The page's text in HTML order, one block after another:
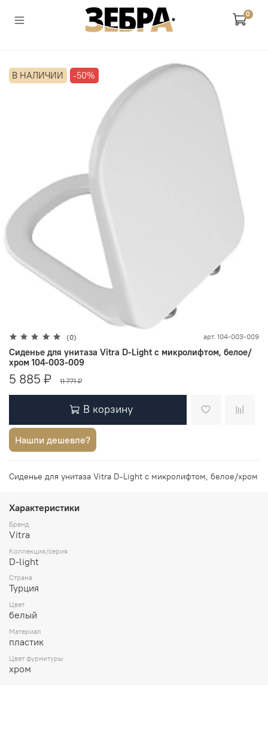
0
В НАЛИЧИИ -50%
(0) арт. 104-003-009
Сиденье для унитаза Vitra D-Light с микролифтом, белое/
хром 104-003-009
5 885 ₽ 11 771 ₽
В корзину
Нашли дешевле?
Сиденье для унитаза Vitra D-Light с микролифтом, белое/хром
Характеристики
Бренд
Vitra
Коллекция/серия
D-light
Страна
Турция
Цвет
белый
Материал
пластик
Цвет фурнитуры
хром